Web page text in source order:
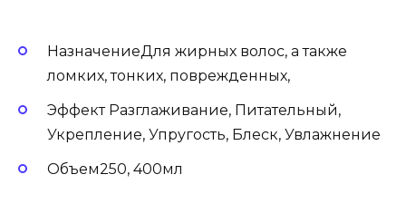
НазначениеДля жирных волос, а также
ломких, тонких, поврежденных,
Эффект Разглаживание, Питательный,
Укрепление, Упругость, Блеск, Увлажнение
Объем250, 400мл